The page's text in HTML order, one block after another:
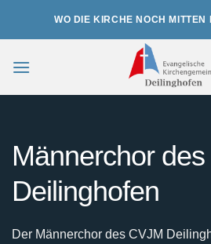
WO DIE KIRCHE NOCH
Männerchor
Deilinghofen
Der Männerchor des CVJM